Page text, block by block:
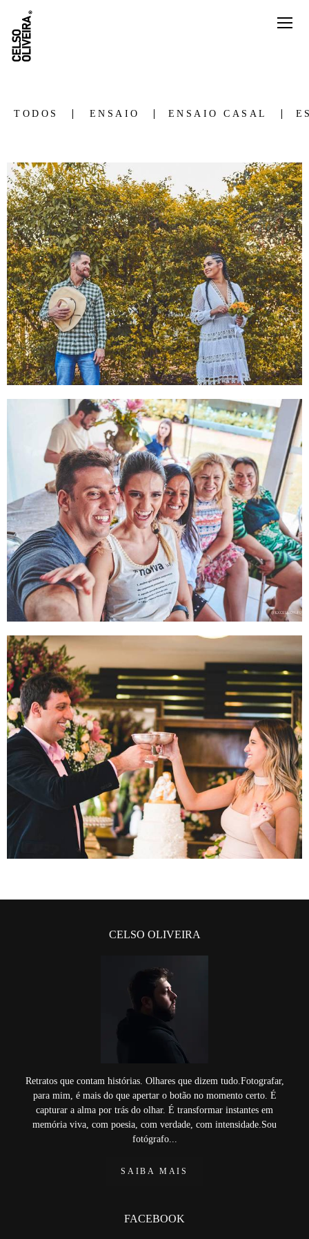
TODOS ENSAIO ENSAIO CASAL
CELSO OLIVEIRA
Retratos que contam histórias. Olhares que dizem tudo.Fotografar,
para mim, é mais do que apertar o botão no momento certo. É
capturar a alma por trás do olhar. É transformar instantes em
memória viva, com poesia, com verdade, com intensidade.Sou
fotógrafo...
SAIBA MAIS
FACEBOOK